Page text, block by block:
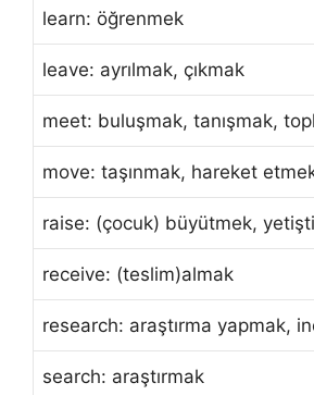
learn: öğrenmek
leave: ayrılmak, çıkmak
meet: buluşmak, tanışmak,
move: taşınmak, hareket
raise: (çocuk) büyütmek,
receive: (teslim)almak
research: araştırma yapmak,
search: araştırmak